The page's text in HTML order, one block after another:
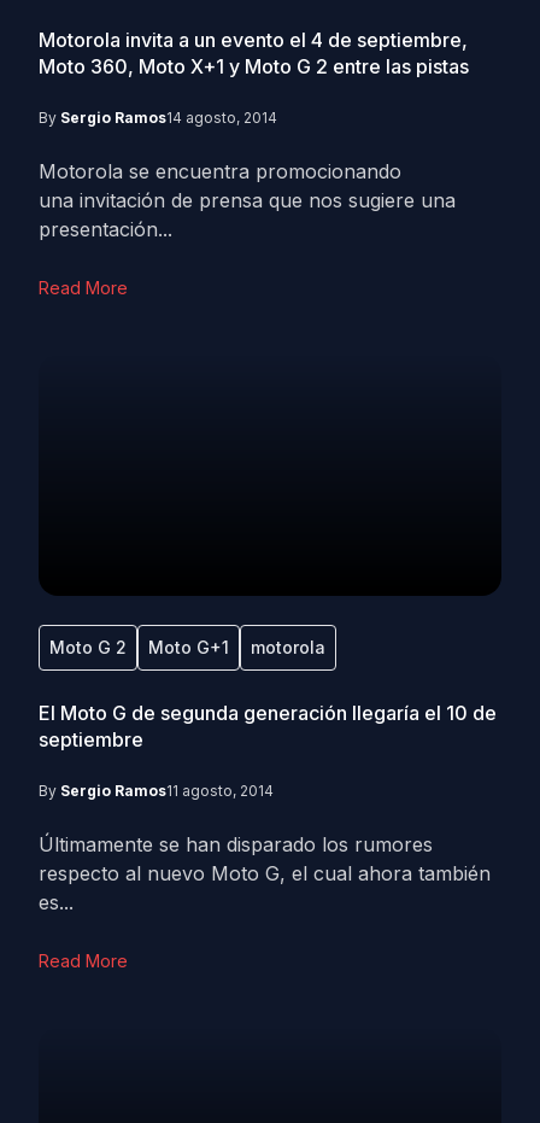
Motorola invita a un evento el 4 de septiembre,
Moto 360, Moto X+1 y Moto G 2 entre las pistas
By Sergio Ramos14 agosto, 2014
Motorola se encuentra promocionando
una invitación de prensa que nos sugiere una
presentación...
Read More
Moto G 2 Moto G+1 motorola
El Moto G de segunda generación llegaría el 10 de
septiembre
By Sergio Ramos11 agosto, 2014
Últimamente se han disparado los rumores
respecto al nuevo Moto G, el cual ahora también
es...
Read More